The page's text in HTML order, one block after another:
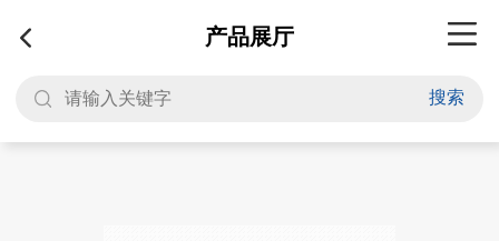
产品展厅
搜索